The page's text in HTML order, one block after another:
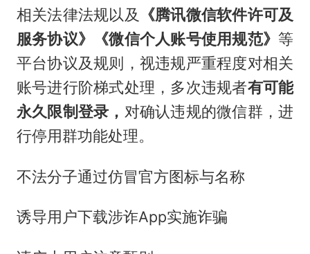
相关法律法规以及
《腾讯微信软件许可及
服务协议》《微信个人账号使用规范》等
平台协议及规则，视违规严重程度对相关
账号进行阶梯式处理，多次违规者有可能
永久限制登录， 对确认违规的微信群，进
行停用群功能处理。
不法分子通过仿冒官方图标与名称
诱导用户下载涉诈App实施诈骗